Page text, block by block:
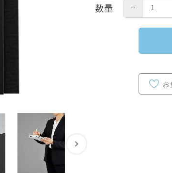
数量 −